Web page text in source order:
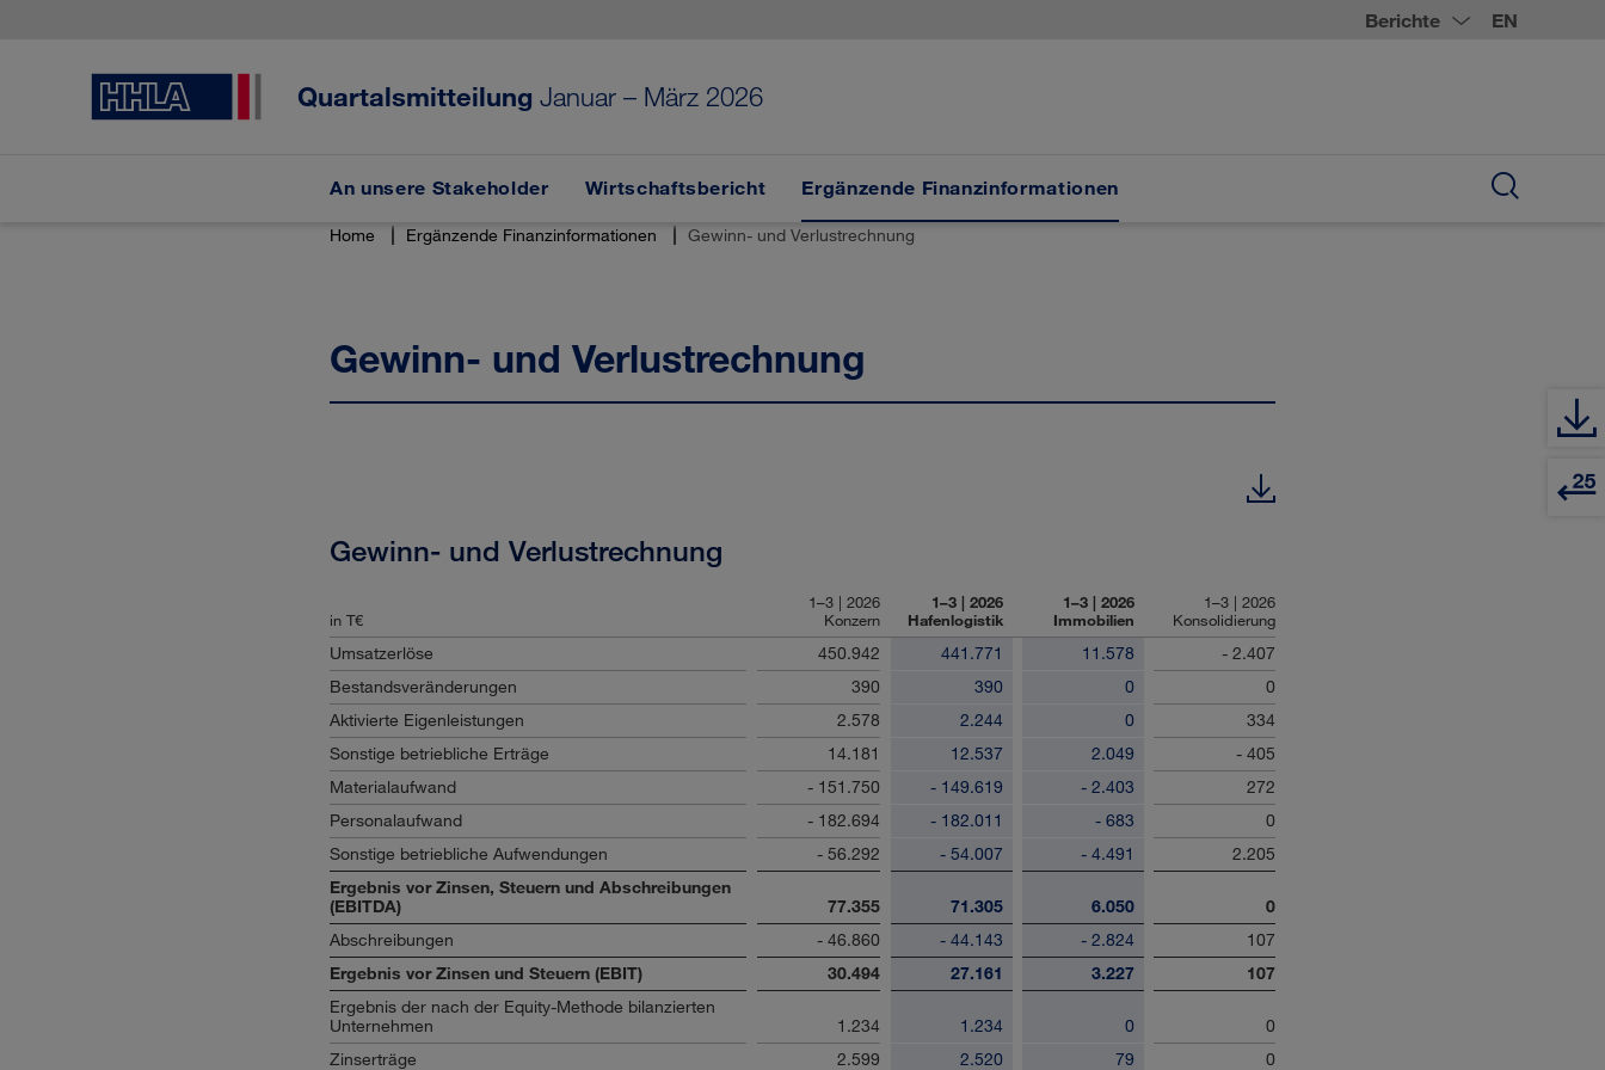
Berichte EN
Quartalsmitteilung Januar – März 2026
An unsere Stakeholder Wirtschaftsbericht Ergänzende Finanzinformationen
Suche
Home Ergänzende Finanzinformationen Gewinn- und Verlustrechnung
Gewinn- und Verlustrechnung
Gewinn- und Verlustrechnung
in T€
1–3 | 2026
Konzern
1–3 | 2026
Hafenlogistik
1–3 | 2026
Immobilien
1–3 | 2026
Konsolidierung
Umsatzerlöse 450.942 441.771 11.578
- 2.407
Bestandsveränderungen
390 390 0
0
Aktivierte Eigenleistungen
2.578 2.244 0
334
Sonstige betriebliche Erträge
14.181 12.537 2.049
- 405
Materialaufwand
- 151.750 - 149.619 - 2.403
272
Personalaufwand
- 182.694 - 182.011 - 683
0
Sonstige betriebliche Aufwendungen
- 56.292 - 54.007 - 4.491
2.205
Ergebnis vor Zinsen, Steuern und Abschreibungen
(EBITDA)
77.355 71.305 6.050
0
Abschreibungen
- 46.860 - 44.143 - 2.824
107
Ergebnis vor Zinsen und Steuern (EBIT)
30.494 27.161 3.227
107
Ergebnis der nach der Equity-Methode bilanzierten
Unternehmen
1.234 1.234 0
0
Zinserträge
2.599 2.520 79
0